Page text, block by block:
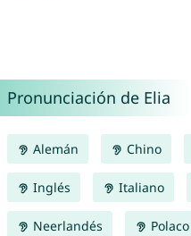
Pronunciación de Elia
Alemán Chino
Inglés Italiano
Neerlandés Polaco